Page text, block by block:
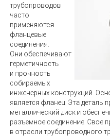
трубопроводов
часто
применяются
фланцевые
соединения.
Они обеспечивают
герметичность
и прочность
собираемых
инженерных конструкций.
является фланец. Эта деталь
металлический диск и
разъемное соединение. Свое
в отрасли трубопроводного